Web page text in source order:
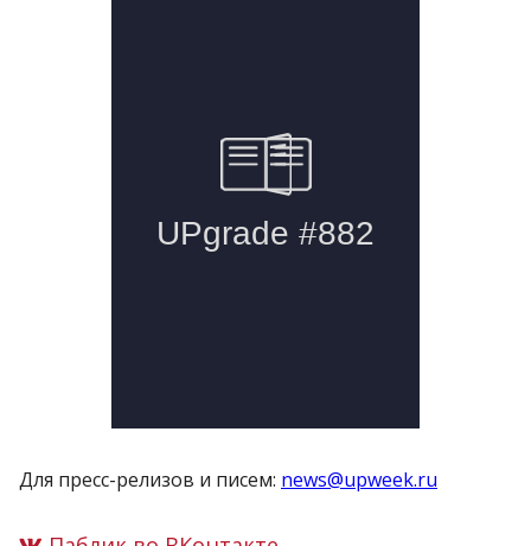
Для пресс-релизов и писем: news@upweek.ru